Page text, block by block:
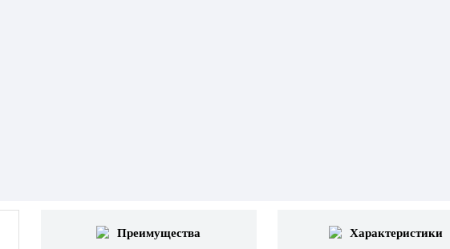
Преимущества Характеристики